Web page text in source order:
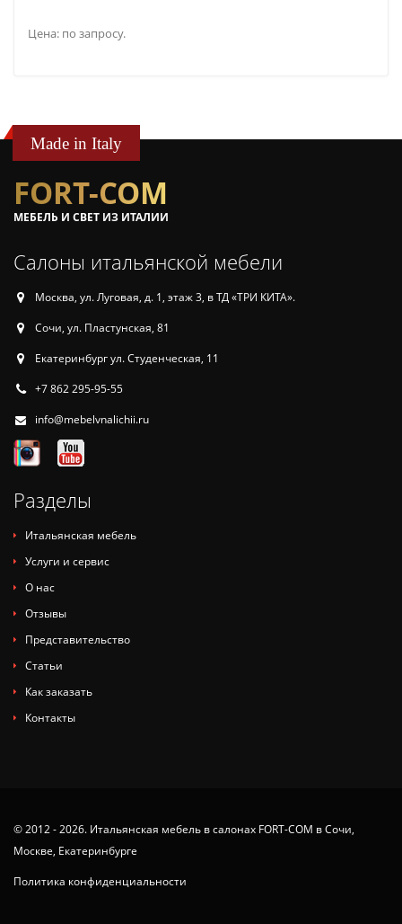
Цена: по запросу.
Made in Italy
FORT-COM
МЕБЕЛЬ И СВЕТ ИЗ ИТАЛИИ
Салоны итальянской мебели
Москва, ул. Луговая, д. 1, этаж 3, в ТД «ТРИ КИТА».
Сочи, ул. Пластунская, 81
Екатеринбург ул. Студенческая, 11
+7 862 295-95-55
info@mebelvnalichii.ru
Разделы
Итальянская мебель
Услуги и сервис
О нас
Отзывы
Представительство
Статьи
Как заказать
Контакты
© 2012 - 2026. Итальянская мебель в салонах FORT-COM в Сочи,
Москве, Екатеринбурге
Политика конфиденциальности